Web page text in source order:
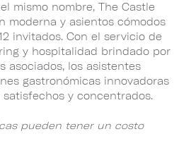
mismo nombre, The Castle
moderna y asientos cómodos
invitados. Con el servicio de
y hospitalidad brindado por
asociados, los asistentes
gastronómicas innovadoras
y concentrados.
pueden tener un costo